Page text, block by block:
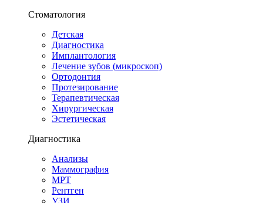
Стоматология
Детская
Диагностика
Имплантология
Лечение зубов (микроскоп)
Ортодонтия
Протезирование
Терапевтическая
Хирургическая
Эстетическая
Диагностика
Анализы
Маммография
МРТ
Рентген
УЗИ